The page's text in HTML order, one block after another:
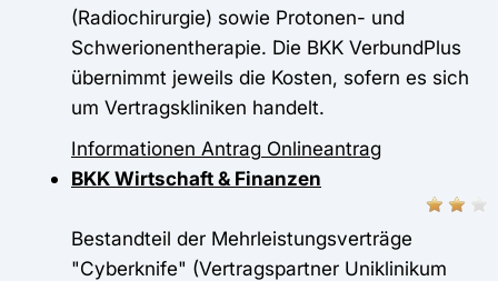
(Radiochirurgie) sowie Protonen- und
Schwerionentherapie. Die BKK VerbundPlus
übernimmt jeweils die Kosten, sofern es sich
um Vertragskliniken handelt.
Informationen Antrag Onlineantrag
BKK Wirtschaft & Finanzen
Bestandteil der Mehrleistungsverträge
"Cyberknife" (Vertragspartner Uniklinikum